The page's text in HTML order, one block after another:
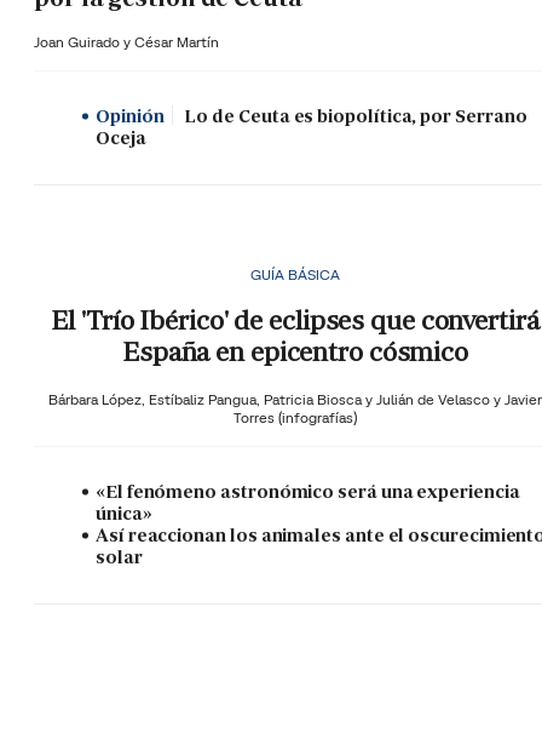
Joan Guirado y César Martín
Opinión
Lo de Ceuta es biopolítica, por Serrano
Oceja
GUÍA BÁSICA
El 'Trío Ibérico' de eclipses que convertirá
España en epicentro cósmico
Bárbara López, Estíbaliz Pangua, Patricia Biosca y Julián de Velasco y Javier
Torres (infografías)
«El fenómeno astronómico será una experiencia
única»
Así reaccionan los animales ante el
solar